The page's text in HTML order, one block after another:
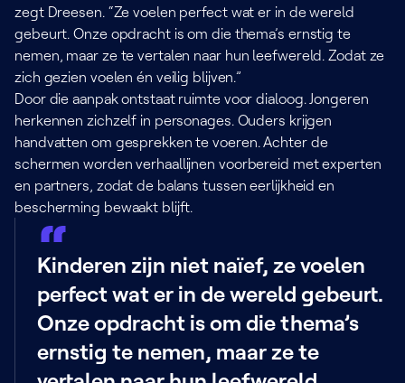
zegt Dreesen. “Ze voelen perfect wat er in de wereld
gebeurt. Onze opdracht is om die thema’s ernstig te
nemen, maar ze te vertalen naar hun leefwereld. Zodat ze
zich gezien voelen én veilig blijven.”
Door die aanpak ontstaat ruimte voor dialoog. Jongeren
herkennen zichzelf in personages. Ouders krijgen
handvatten om gesprekken te voeren. Achter de
schermen worden verhaallijnen voorbereid met experten
en partners, zodat de balans tussen eerlijkheid en
bescherming bewaakt blijft.
Kinderen zijn niet naïef, ze voelen
perfect wat er in de wereld gebeurt.
Onze opdracht is om die thema’s
ernstig te nemen, maar ze te